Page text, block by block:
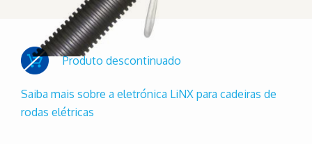
Produto descontinuado
Saiba mais sobre a eletrónica LiNX para cadeiras de
rodas elétricas